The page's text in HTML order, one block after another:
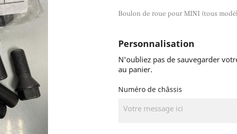
Boulon de roue pour MINI (tous
Personnalisation
N'oubliez pas de sauvegarder
au panier.
Numéro de châssis